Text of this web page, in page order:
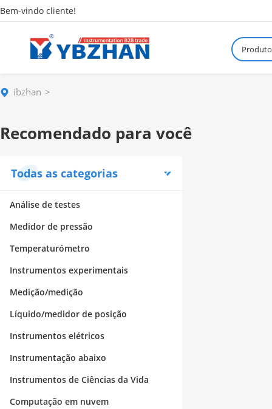
Bem-vindo cliente!
ibzhan
Recomendado para você
Todas as categorias
Análise de testes
Medidor de pressão
Temperaturómetro
Instrumentos experimentais
Medição/medição
Líquido/medidor de posição
Instrumentos elétricos
Instrumentação abaixo
Instrumentos de Ciências da Vida
Computação em nuvem